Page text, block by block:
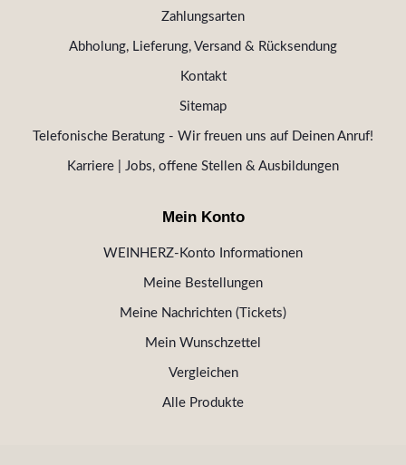
Zahlungsarten
Abholung, Lieferung, Versand & Rücksendung
Kontakt
Sitemap
Telefonische Beratung - Wir freuen uns auf Deinen Anruf!
Karriere | Jobs, offene Stellen & Ausbildungen
Mein Konto
WEINHERZ-Konto Informationen
Meine Bestellungen
Meine Nachrichten (Tickets)
Mein Wunschzettel
Vergleichen
Alle Produkte